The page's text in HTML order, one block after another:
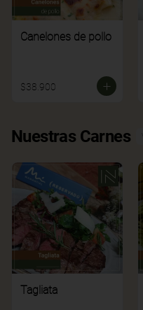
Canelones de pollo
$38.900
Nuestras Carnes
Tagliata